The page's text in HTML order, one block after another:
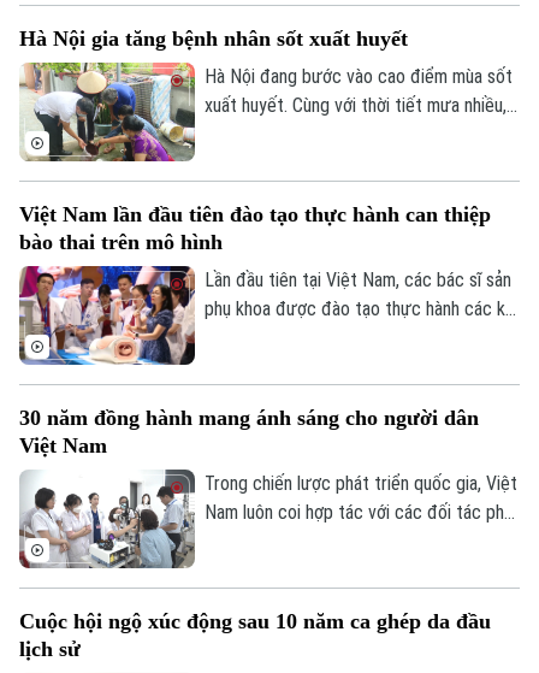
mạnh tại Hội thảo quốc tế "Y học bào
thai: Từ chẩn đoán trước sinh đến điều trị
can thiệp bào thai đa chuyên ngành", diễn
Hà Nội gia tăng bệnh nhân sốt xuất huyết
Hà Nội đang bước vào cao điểm mùa sốt
xuất huyết. Cùng với thời tiết mưa nhiều,
đồng không chủ động thực hiện các biện
pháp phòng, chống.
Việt Nam lần đầu tiên đào tạo thực hành can thiệp
bào thai trên mô hình
Lần đầu tiên tại Việt Nam, các bác sĩ sản
phụ khoa được đào tạo thực hành các kỹ
thế giới. Hoạt động diễn ra trong khuôn
2026.
30 năm đồng hành mang ánh sáng cho người dân
Việt Nam
Trong chiến lược phát triển quốc gia, Việt
Nam luôn coi hợp tác với các đối tác phát
sức khỏe công bằng, bền vững. Trong lĩnh
Cuộc hội ngộ xúc động sau 10 năm ca ghép da đầu
lịch sử